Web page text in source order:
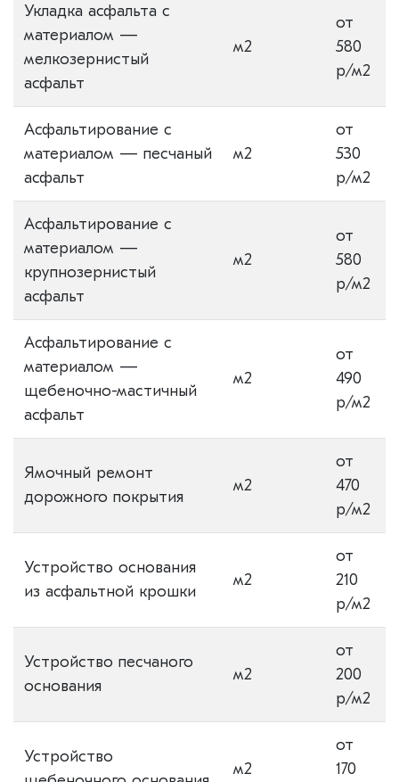
Укладка асфальта с
материалом —
мелкозернистый
асфальт
м2
от
580
р/м2
Асфальтирование с
материалом — песчаный
асфальт
м2
от
530
р/м2
Асфальтирование с
материалом —
крупнозернистый
асфальт
м2
от
580
р/м2
Асфальтирование с
материалом —
щебеночно-мастичный
асфальт
м2
от
490
р/м2
Ямочный ремонт
дорожного покрытия
м2
от
470
р/м2
Устройство основания
из асфальтной крошки
м2
от
210
р/м2
Устройство песчаного
основания
м2
от
200
р/м2
Устройство
м2
от
170